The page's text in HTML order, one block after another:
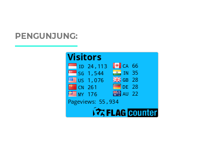
PENGUNJUNG: